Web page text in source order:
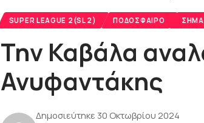
SUPER LEAGUE 2(SL 2) ΠΟΔΌΣΦΑΙΡΟ
Την Καβάλα
Ανυφαντάκης
Δημοσιεύτηκε 30 Οκτωβρίου 2024